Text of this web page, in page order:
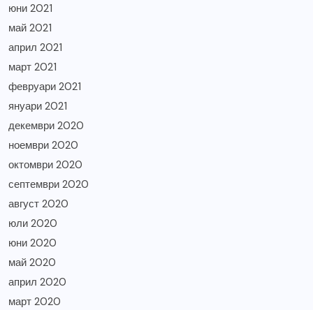
юни 2021
май 2021
април 2021
март 2021
февруари 2021
януари 2021
декември 2020
ноември 2020
октомври 2020
септември 2020
август 2020
юли 2020
юни 2020
май 2020
април 2020
март 2020